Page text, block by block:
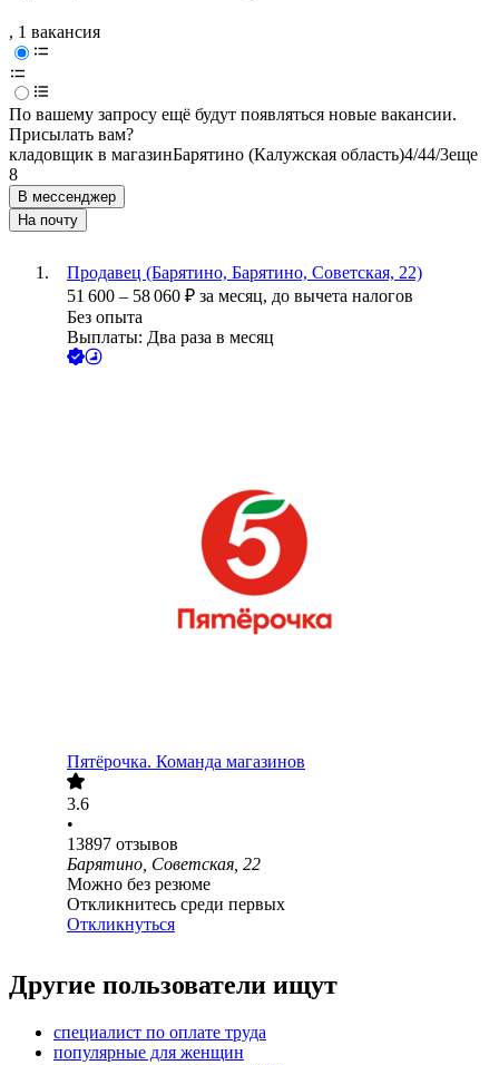
, 1 вакансия
По вашему запросу ещё будут появляться новые вакансии.
Присылать вам?
кладовщик в магазинБарятино (Калужская область)4/44/3еще
8
В мессенджер
На почту
Продавец (Барятино, Барятино, Советская, 22)
51 600 – 58 060 ₽ за месяц, до вычета налогов
Без опыта
Выплаты: Два раза в месяц
Пятёрочка. Команда магазинов
3.6
•
13897 отзывов
Барятино, Советская, 22
Можно без резюме
Откликнитесь среди первых
Откликнуться
Другие пользователи ищут
специалист по оплате труда
популярные для женщин